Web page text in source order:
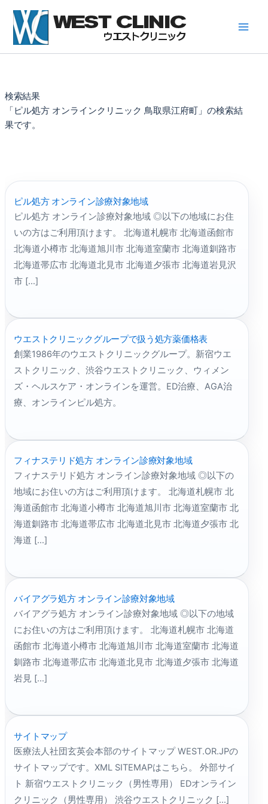
プ検索結果
「ピル処方 オンラインクリニック 鳥取県江府町」の検索結
果です。
ピル処方 オンライン診療対象地域
ピル処方 オンライン診療対象地域 ◎以下の地域にお住
いの方はご利用頂けます。 北海道札幌市 北海道函館市
北海道小樽市 北海道旭川市 北海道室蘭市 北海道釧路市
北海道帯広市 北海道北見市 北海道夕張市 北海道岩見沢
市 […]
ウエストクリニックグループで扱う処方薬価格表
創業1986年のウエストクリニックグループ。新宿ウエ
ストクリニック、渋谷ウエストクリニック、ウィメン
ズ・ヘルスケア・オンラインを運営。ED治療、AGA治
療、オンラインピル処方。
フィナステリド処方 オンライン診療対象地域
フィナステリド処方 オンライン診療対象地域 ◎以下の
地域にお住いの方はご利用頂けます。 北海道札幌市 北
海道函館市 北海道小樽市 北海道旭川市 北海道室蘭市 北
海道釧路市 北海道帯広市 北海道北見市 北海道夕張市 北
海道 […]
バイアグラ処方 オンライン診療対象地域
バイアグラ処方 オンライン診療対象地域 ◎以下の地域
にお住いの方はご利用頂けます。 北海道札幌市 北海道
函館市 北海道小樽市 北海道旭川市 北海道室蘭市 北海道
釧路市 北海道帯広市 北海道北見市 北海道夕張市 北海道
岩見 […]
サイトマップ
医療法人社団玄英会本部のサイトマップ WEST.OR.JPの
サイトマップです。XML SITEMAPはこちら。 外部サイ
ト 新宿ウエストクリニック（男性専用） EDオンライン
クリニック（男性専用） 渋谷ウエストクリニック […]